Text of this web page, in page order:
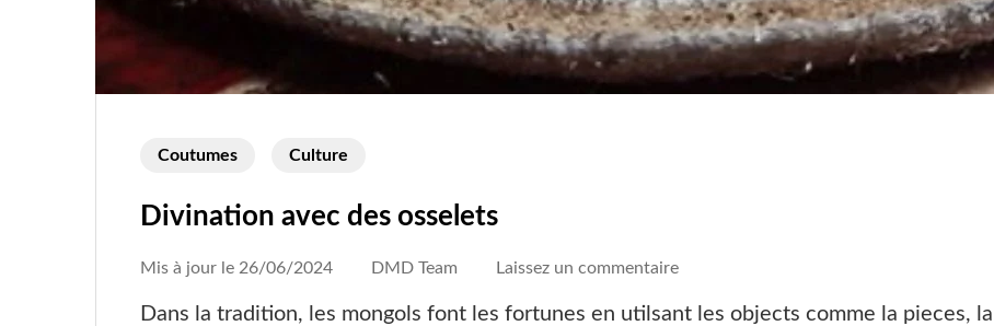
Coutumes Culture
Divination avec des osselets
Mis à jour le 26/06/2024 DMD Team Laissez un commentaireon
Divination
Dans la tradition, les mongols font les fortunes en utilsant les objects comme la pieces,